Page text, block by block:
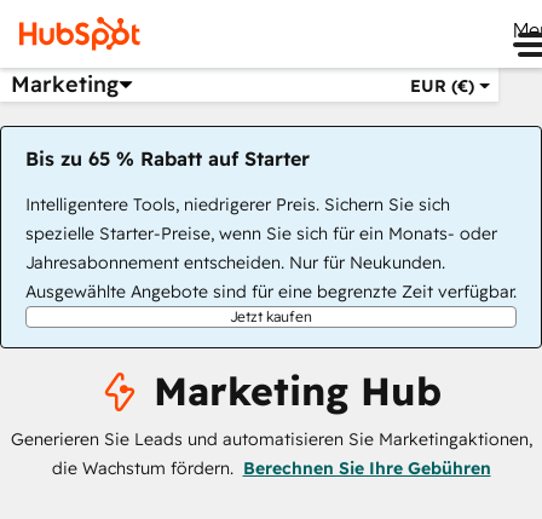
Marketing EUR (€)
Bis zu 65 % Rabatt auf Starter
Intelligentere Tools, niedrigerer Preis. Sichern Sie sich
spezielle Starter-Preise, wenn Sie sich für ein Monats- oder
Jahresabonnement entscheiden. Nur für Neukunden.
Ausgewählte Angebote sind für eine begrenzte Zeit verfügbar.
Jetzt kaufen
Marketing Hub
Generieren Sie Leads und automatisieren Sie Marketingaktionen,
die Wachstum fördern. Berechnen Sie Ihre Gebühren